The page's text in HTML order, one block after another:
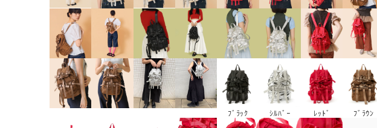
ﾌﾞﾗｯｸ ｼﾙﾊﾞｰ ﾚｯﾄﾞ ﾌﾞﾗｳﾝ